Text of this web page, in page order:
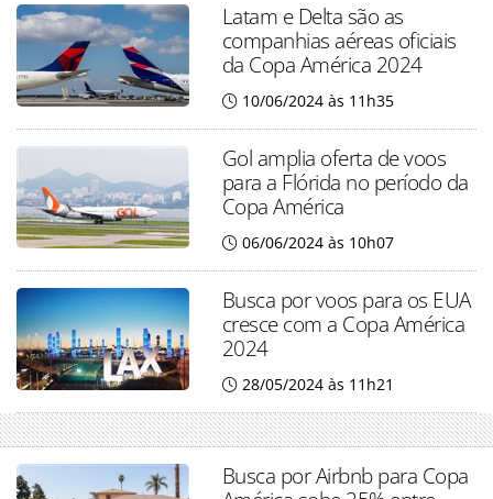
Latam e Delta são as
companhias aéreas oficiais
da Copa América 2024
10/06/2024 às 11h35
Gol amplia oferta de voos
para a Flórida no período da
Copa América
06/06/2024 às 10h07
Busca por voos para os EUA
cresce com a Copa América
2024
28/05/2024 às 11h21
Busca por Airbnb para Copa